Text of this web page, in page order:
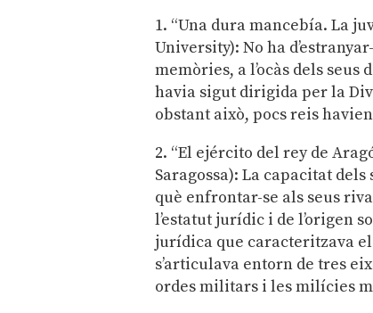
1. “Una dura mancebía. La
University): No ha
memòries, a l’ocàs dels
havia sigut dirigida per la
obstant això, pocs reis
2. “El ejército del rey de
Saragossa): La capacitat
què enfrontar-se als seus
l’estatut jurídic i de l’origen
jurídica que caracteritzava el
s’articulava entorn de tres
ordes militars i les milícies